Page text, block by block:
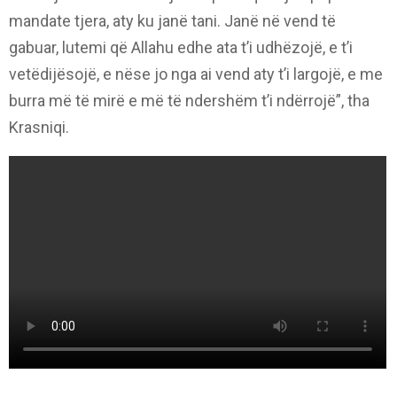
mandate tjera, aty ku janë tani. Janë në vend të
gabuar, lutemi që Allahu edhe ata t’i udhëzojë, e t’i
vetëdijësojë, e nëse jo nga ai vend aty t’i largojë, e me
burra më të mirë e më të ndershëm t’i ndërrojë”, tha
Krasniqi.